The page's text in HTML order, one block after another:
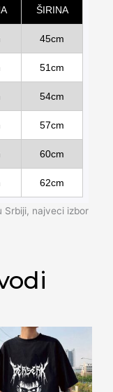
ŠIRINA
45cm
51cm
54cm
57cm
60cm
62cm
Srbiji, najveci izbor